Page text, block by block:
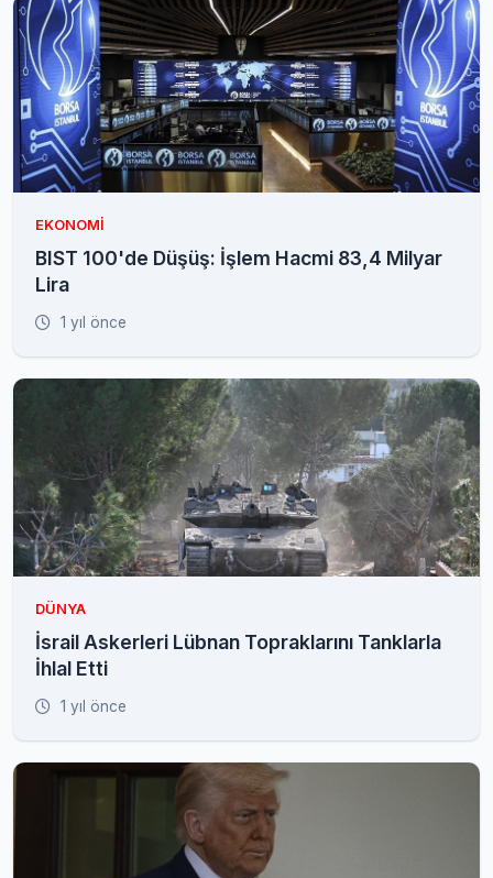
EKONOMI
BIST 100'de Düşüş: İşlem Hacmi 83,4 Milyar
Lira
1 yıl önce
DÜNYA
İsrail Askerleri Lübnan Topraklarını Tanklarla
İhlal Etti
1 yıl önce